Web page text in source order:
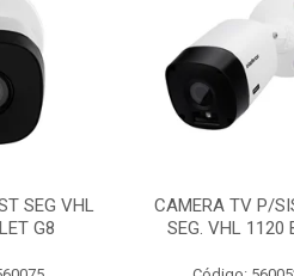
SEG VHL
G8
CAMERA TV P/
SEG. VHL 1120